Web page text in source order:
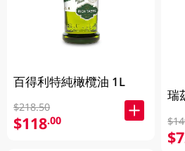
百得利特純橄欖油 1L
$218.50
$118.00
瑞